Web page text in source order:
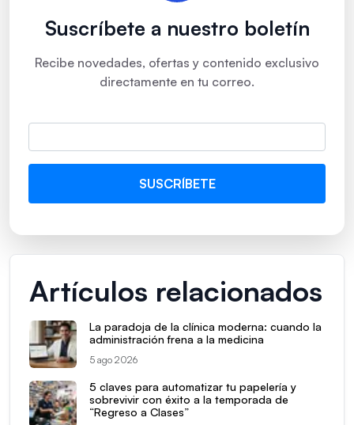
Suscríbete a nuestro boletín
Recibe novedades, ofertas y contenido exclusivo
directamente en tu correo.
Artículos relacionados
La paradoja de la clínica moderna: cuando la
administración frena a la medicina
5 ago 2026
5 claves para automatizar tu papelería y
sobrevivir con éxito a la temporada de
“Regreso a Clases”